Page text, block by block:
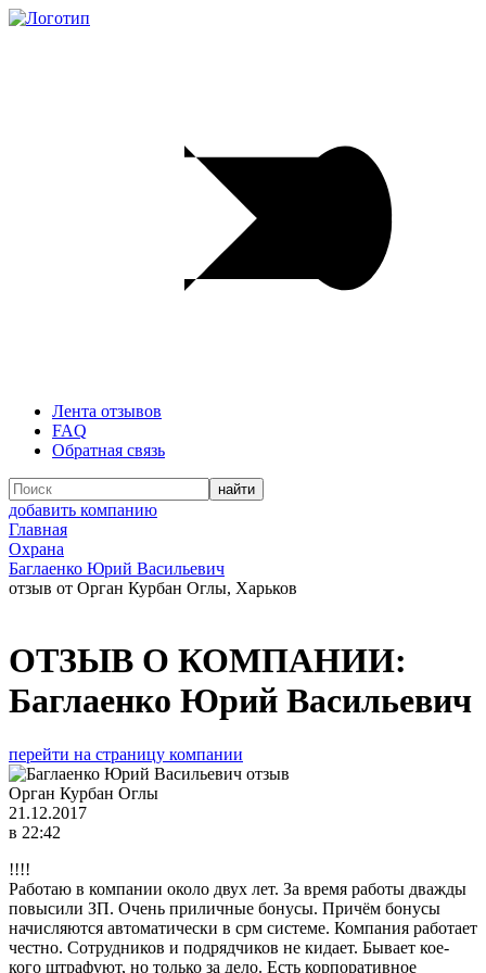
Лента отзывов
FAQ
Обратная связь
добавить компанию
Главная
Охрана
Баглаенко Юрий Васильевич
отзыв от Орган Курбан Оглы, Харьков
ОТЗЫВ О КОМПАНИИ:
Баглаенко Юрий Васильевич
перейти на страницу компании
Орган Курбан Оглы
21.12.2017
в 22:42
!!!!
Работаю в компании около двух лет. За время работы дважды
повысили ЗП. Очень приличные бонусы. Причём бонусы
начисляются автоматически в срм системе. Компания работает
честно. Сотрудников и подрядчиков не кидает. Бывает кое-
кого штрафуют, но только за дело. Есть корпоративное